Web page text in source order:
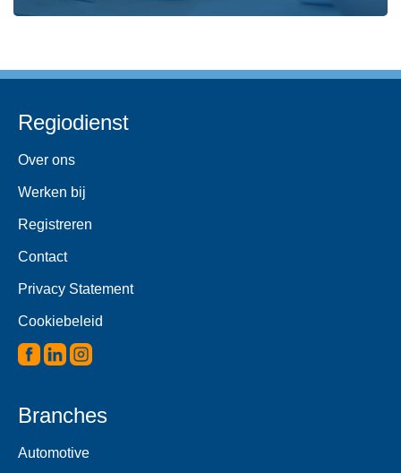
Regiodienst
Over ons
Werken bij
Registreren
Contact
Privacy Statement
Cookiebeleid
Branches
Automotive